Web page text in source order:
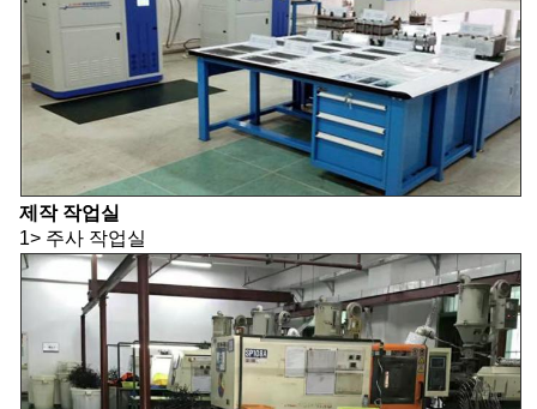
제작 작업실
1> 주사 작업실